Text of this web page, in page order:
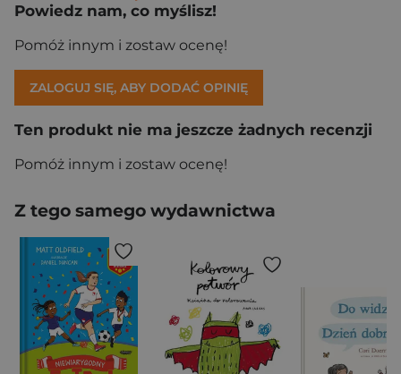
Powiedz nam, co myślisz!
Pomóż innym i zostaw ocenę!
ZALOGUJ SIĘ, ABY DODAĆ OPINIĘ
Ten produkt nie ma jeszcze żadnych recenzji
Pomóż innym i zostaw ocenę!
Z tego samego wydawnictwa